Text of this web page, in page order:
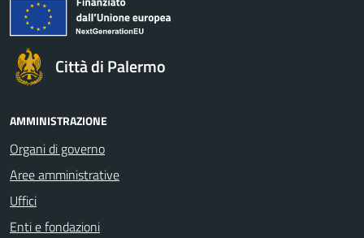
Città di Palermo
AMMINISTRAZIONE
Organi di governo
Aree amministrative
Uffici
Enti e fondazioni